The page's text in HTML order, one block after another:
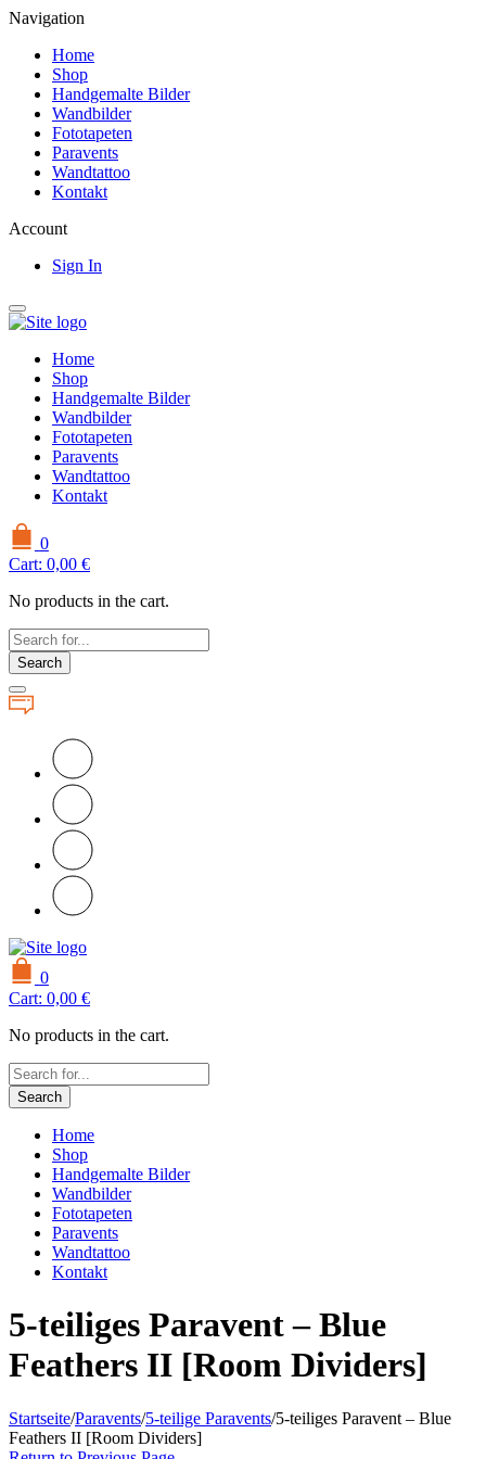
Navigation
Home
Shop
Handgemalte Bilder
Wandbilder
Fototapeten
Paravents
Wandtattoo
Kontakt
Account
Sign In
Home
Shop
Handgemalte Bilder
Wandbilder
Fototapeten
Paravents
Wandtattoo
Kontakt
0
Cart: 0,00 €
No products in the cart.
Search
0
Cart: 0,00 €
No products in the cart.
Search
Home
Shop
Handgemalte Bilder
Wandbilder
Fototapeten
Paravents
Wandtattoo
Kontakt
5-teiliges Paravent – Blue
Feathers II [Room Dividers]
Startseite/Paravents/5-teilige Paravents/5-teiliges Paravent – Blue
Feathers II [Room Dividers]